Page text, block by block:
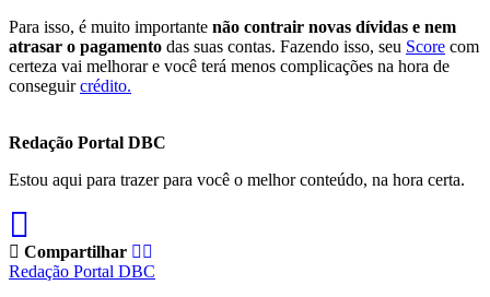
Para isso, é muito importante não contrair novas dívidas e nem
atrasar o pagamento das suas contas. Fazendo isso, seu Score com
certeza vai melhorar e você terá menos complicações na hora de
conseguircrédito.
Redação Portal DBC
Estou aqui para trazer para você o melhor conteúdo, na hora certa.
Compartilhar
Redação Portal DBC